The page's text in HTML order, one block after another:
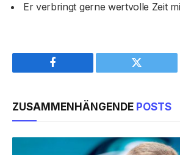
Er verbringt gerne wertvolle Zeit
Facebook Twitter
ZUSAMMENHÄNGENDE POSTS